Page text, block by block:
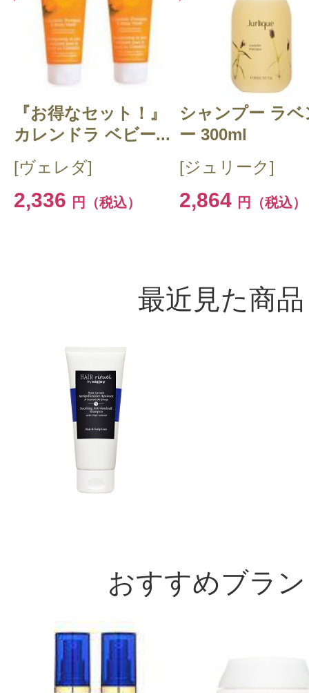
『お得なセット！』
カレンドラ ベビー...
[ヴェレダ]
2,336 円（税込）
シャンプー ラベ
ー 300ml
[ジュリーク]
2,864 円（税込）
最近見た商品
おすすめブラ